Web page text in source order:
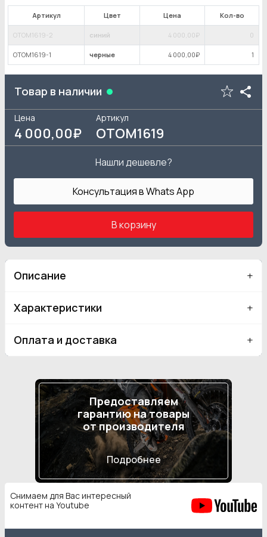
Артикул Цвет Цена Кол-во
OTOM1619-2 синий 4 000 ,00₽ 0
OTOM1619-1 черные 4 000 ,00₽ 1
Товар в наличии
Цена
4 000,00₽
Артикул
OTOM1619
Нашли дешевле?
Консультация в Whats App
В корзину
Описание
Характеристики
Оплата и доставка
Предоставляем
гарантию на товары
от производителя
Подробнее
Снимаем для Вас интересный
контент на Youtube